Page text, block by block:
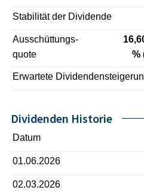
Stabilität der Dividende
Ausschüttungs-
quote
%
Erwartete
Dividenden Historie
Datum
01.06.2026
02.03.2026